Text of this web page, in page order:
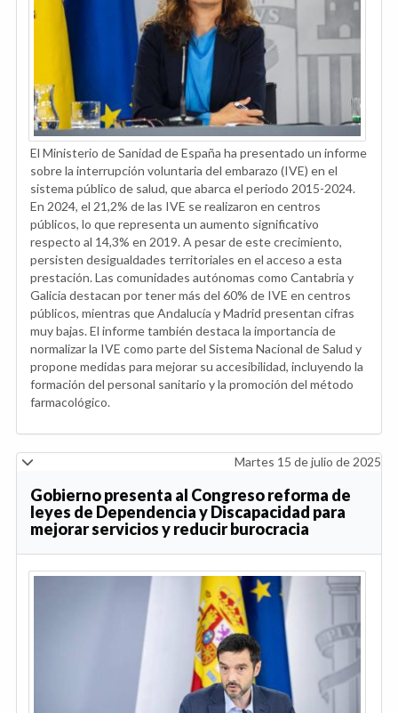
El Ministerio de Sanidad de España ha presentado un informe
sobre la interrupción voluntaria del embarazo (IVE) en el
sistema público de salud, que abarca el periodo 2015-2024.
En 2024, el 21,2% de las IVE se realizaron en centros
públicos, lo que representa un aumento significativo
respecto al 14,3% en 2019. A pesar de este crecimiento,
persisten desigualdades territoriales en el acceso a esta
prestación. Las comunidades autónomas como Cantabria y
Galicia destacan por tener más del 60% de IVE en centros
públicos, mientras que Andalucía y Madrid presentan cifras
muy bajas. El informe también destaca la importancia de
normalizar la IVE como parte del Sistema Nacional de Salud y
propone medidas para mejorar su accesibilidad, incluyendo la
formación del personal sanitario y la promoción del método
farmacológico.
Martes 15 de julio de 2025
Gobierno presenta al Congreso reforma de
leyes de Dependencia y Discapacidad para
mejorar servicios y reducir burocracia